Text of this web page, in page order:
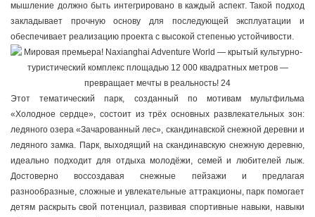
мышление должно быть интегрировано в каждый аспект. Такой подход
закладывает прочную основу для последующей эксплуатации и
обеспечивает реализацию проекта с высокой степенью устойчивости.
Этот тематический парк, созданный по мотивам мультфильма
«Холодное сердце», состоит из трёх основных развлекательных зон:
ледяного озера «Зачарованный лес», скандинавской снежной деревни и
ледяного замка. Парк, выходящий на скандинавскую снежную деревню,
идеально подходит для отдыха молодёжи, семей и любителей лыж.
Достоверно воссоздавая снежные пейзажи и предлагая
разнообразные, сложные и увлекательные аттракционы, парк помогает
детям раскрыть свой потенциал, развивая спортивные навыки, навыки